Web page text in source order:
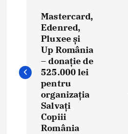
i
g
Mastercard,
Edenred,
Pluxee și
Up România
– donație de
525.000 lei
pentru
organizația
Salvați
Copiii
România